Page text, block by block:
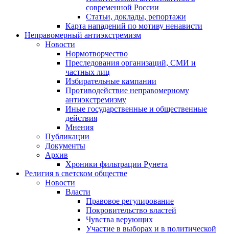
современной России
Статьи, доклады, репортажи
Карта нападений по мотиву ненависти
Неправомерный антиэкстремизм
Новости
Нормотворчество
Преследования организаций, СМИ и
частных лиц
Избирательные кампании
Противодействие неправомерному
антиэкстремизму
Иные государственные и общественные
действия
Мнения
Публикации
Документы
Архив
Хроники фильтрации Рунета
Религия в светском обществе
Новости
Власти
Правовое регулирование
Покровительство властей
Чувства верующих
Участие в выборах и в политической